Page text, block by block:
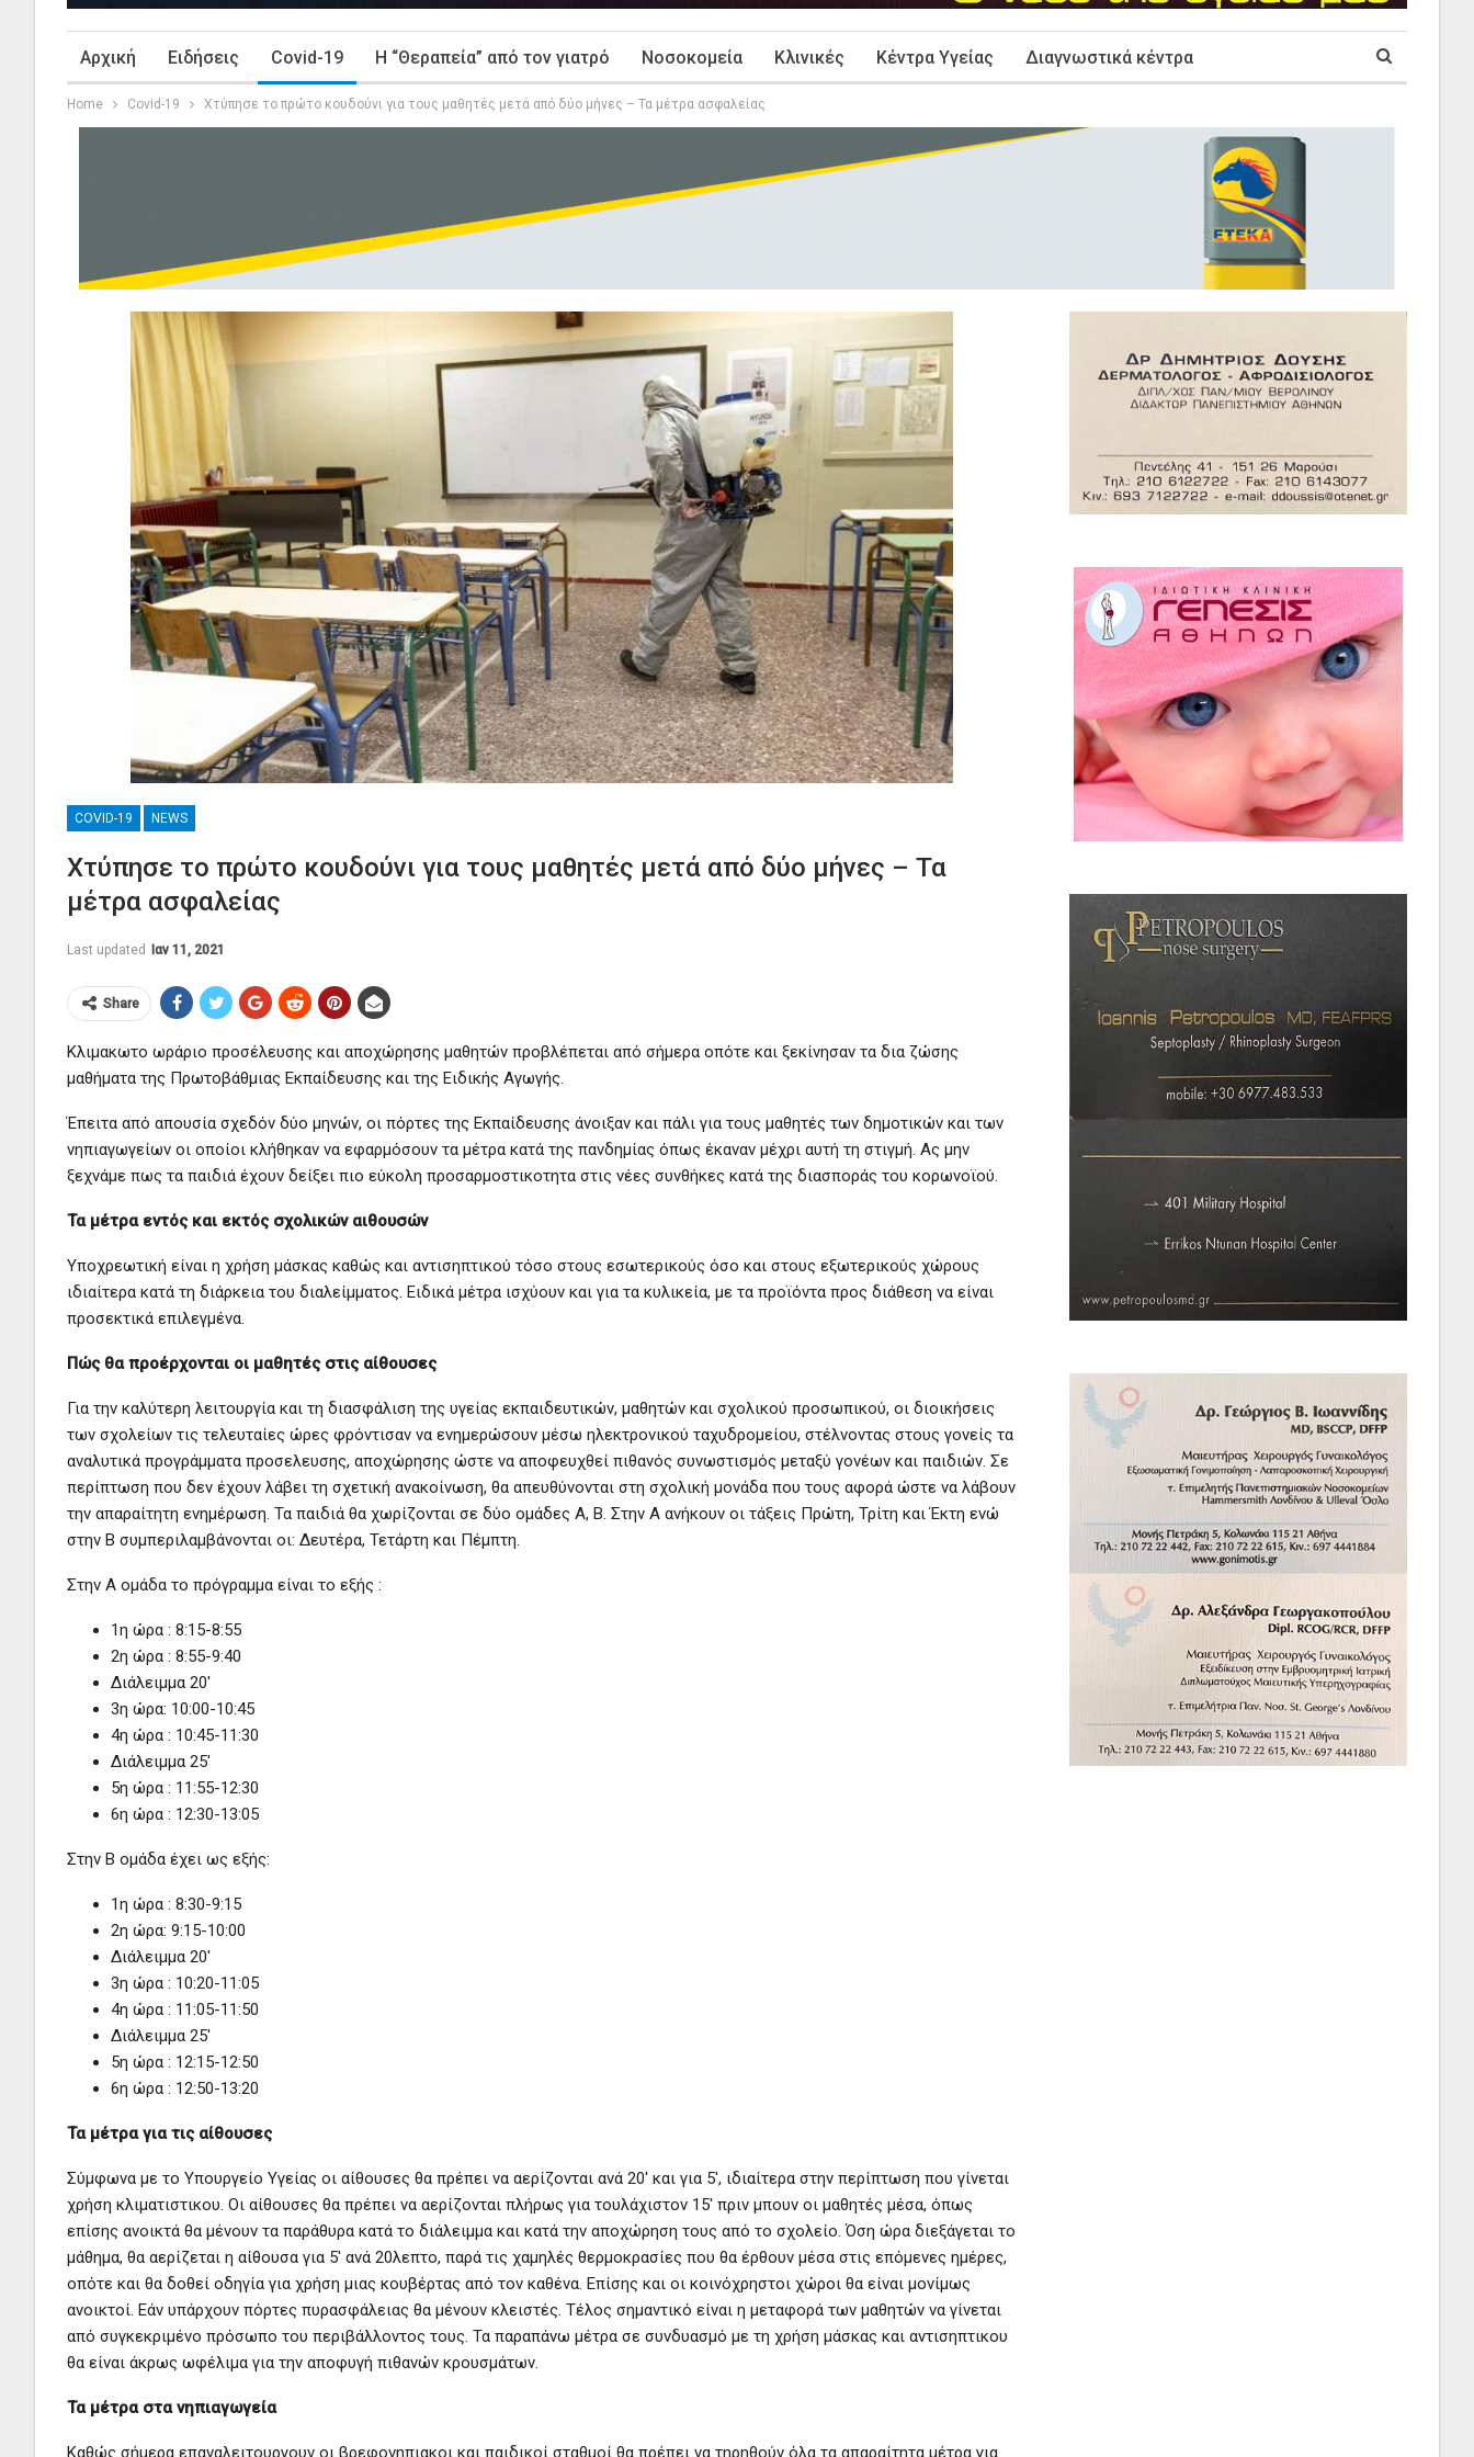
Αρχική Ειδήσεις Covid-19 Η “Θεραπεία” από τον γιατρό Νοσοκομεία Κλινικές Κέντρα Υγείας Διαγνωστικά κέντρα
Home Covid-19 Χτύπησε το πρώτο κουδούνι για τους μαθητές μετά από δύο μήνες – Τα μέτρα ασφαλείας
COVID-19 NEWS
Χτύπησε το πρώτο κουδούνι για τους μαθητές μετά από δύο μήνες – Τα
μέτρα ασφαλείας
Last updated Ιαν 11, 2021
Share
Κλιμακωτο ωράριο προσέλευσης και αποχώρησης μαθητών προβλέπεται από σήμερα οπότε και ξεκίνησαν τα δια ζώσης
μαθήματα της Πρωτοβάθμιας Εκπαίδευσης και της Ειδικής Αγωγής.
Έπειτα από απουσία σχεδόν δύο μηνών, οι πόρτες της Εκπαίδευσης άνοιξαν και πάλι για τους μαθητές των δημοτικών και των
νηπιαγωγείων οι οποίοι κλήθηκαν να εφαρμόσουν τα μέτρα κατά της πανδημίας όπως έκαναν μέχρι αυτή τη στιγμή. Ας μην
ξεχνάμε πως τα παιδιά έχουν δείξει πιο εύκολη προσαρμοστικοτητα στις νέες συνθήκες κατά της διασποράς του κορωνοϊού.
Τα μέτρα εντός και εκτός σχολικών αιθουσών
Υποχρεωτική είναι η χρήση μάσκας καθώς και αντισηπτικού τόσο στους εσωτερικούς όσο και στους εξωτερικούς χώρους
ιδιαίτερα κατά τη διάρκεια του διαλείμματος. Ειδικά μέτρα ισχύουν και για τα κυλικεία, με τα προϊόντα προς διάθεση να είναι
προσεκτικά επιλεγμένα.
Πώς θα προέρχονται οι μαθητές στις αίθουσες
Για την καλύτερη λειτουργία και τη διασφάλιση της υγείας εκπαιδευτικών, μαθητών και σχολικού προσωπικού, οι διοικήσεις
των σχολείων τις τελευταίες ώρες φρόντισαν να ενημερώσουν μέσω ηλεκτρονικού ταχυδρομείου, στέλνοντας στους γονείς τα
αναλυτικά προγράμματα προσελευσης, αποχώρησης ώστε να αποφευχθεί πιθανός συνωστισμός μεταξύ γονέων και παιδιών. Σε
περίπτωση που δεν έχουν λάβει τη σχετική ανακοίνωση, θα απευθύνονται στη σχολική μονάδα που τους αφορά ώστε να λάβουν
την απαραίτητη ενημέρωση. Τα παιδιά θα χωρίζονται σε δύο ομάδες Α, Β. Στην Α ανήκουν οι τάξεις Πρώτη, Τρίτη και Έκτη ενώ
στην Β συμπεριλαμβάνονται οι: Δευτέρα, Τετάρτη και Πέμπτη.
Στην Α ομάδα το πρόγραμμα είναι το εξής :
1η ώρα : 8:15-8:55
2η ώρα : 8:55-9:40
Διάλειμμα 20′
3η ώρα: 10:00-10:45
4η ώρα : 10:45-11:30
Διάλειμμα 25′
5η ώρα : 11:55-12:30
6η ώρα : 12:30-13:05
Στην Β ομάδα έχει ως εξής:
1η ώρα : 8:30-9:15
2η ώρα: 9:15-10:00
Διάλειμμα 20′
3η ώρα : 10:20-11:05
4η ώρα : 11:05-11:50
Διάλειμμα 25′
5η ώρα : 12:15-12:50
6η ώρα : 12:50-13:20
Τα μέτρα για τις αίθουσες
Σύμφωνα με το Υπουργείο Υγείας οι αίθουσες θα πρέπει να αερίζονται ανά 20′ και για 5′, ιδιαίτερα στην περίπτωση που γίνεται
χρήση κλιματιστικου. Οι αίθουσες θα πρέπει να αερίζονται πλήρως για τουλάχιστον 15′ πριν μπουν οι μαθητές μέσα, όπως
επίσης ανοικτά θα μένουν τα παράθυρα κατά το διάλειμμα και κατά την αποχώρηση τους από το σχολείο. Όση ώρα διεξάγεται το
μάθημα, θα αερίζεται η αίθουσα για 5′ ανά 20λεπτο, παρά τις χαμηλές θερμοκρασίες που θα έρθουν μέσα στις επόμενες ημέρες,
οπότε και θα δοθεί οδηγία για χρήση μιας κουβέρτας από τον καθένα. Επίσης και οι κοινόχρηστοι χώροι θα είναι μονίμως
ανοικτοί. Εάν υπάρχουν πόρτες πυρασφάλειας θα μένουν κλειστές. Τέλος σημαντικό είναι η μεταφορά των μαθητών να γίνεται
από συγκεκριμένο πρόσωπο του περιβάλλοντος τους. Τα παραπάνω μέτρα σε συνδυασμό με τη χρήση μάσκας και αντισηπτικου
θα είναι άκρως ωφέλιμα για την αποφυγή πιθανών κρουσμάτων.
Τα μέτρα στα νηπιαγωγεία
Καθώς σήμερα επαναλειτουργουν οι βρεφονηπιακοι και παιδικοί σταθμοί θα πρέπει να τηρηθούν όλα τα απαραίτητα μέτρα για